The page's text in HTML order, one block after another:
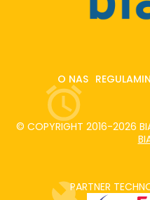
O NAS REGULAMIN
© COPYRIGHT 2016-2026
PARTNER